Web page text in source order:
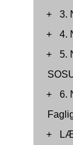
+
3.
+
4.
+
5.
+
6.
+